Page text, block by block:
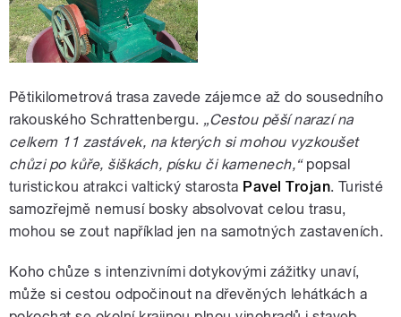
Pětikilometrová trasa zavede zájemce až do sousedního
rakouského Schrattenbergu. „Cestou pěší narazí na
celkem 11 zastávek, na kterých si mohou vyzkoušet
chůzi po kůře, šiškách, písku či kamenech,“popsal
turistickou atrakci valtický starosta Pavel Trojan. Turisté
samozřejmě nemusí bosky absolvovat celou trasu,
mohou se zout například jen na samotných zastaveních.
Koho chůze s intenzivními dotykovými zážitky unaví,
může si cestou odpočinout na dřevěných lehátkách a